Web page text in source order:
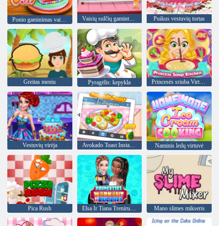
Vaisių sulčių gamintojas Puikus vestuvių tortas
Greitas meniu Pyragėlis: kepykla Princesės sriuba Virtuvė
Vestuvių virėja Avokado Toast Instagram Naminis ledų virtuvė
Pica Rush Mano slimes mikseris